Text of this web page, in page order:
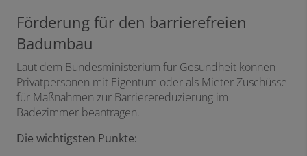
Förderung für den barrierefreien
Badumbau
Laut dem Bundesministerium für Gesundheit können
Privatpersonen mit Eigentum oder als Mieter Zuschüsse
für Maßnahmen zur Barrierereduzierung im
Badezimmer beantragen.
Die wichtigsten Punkte: